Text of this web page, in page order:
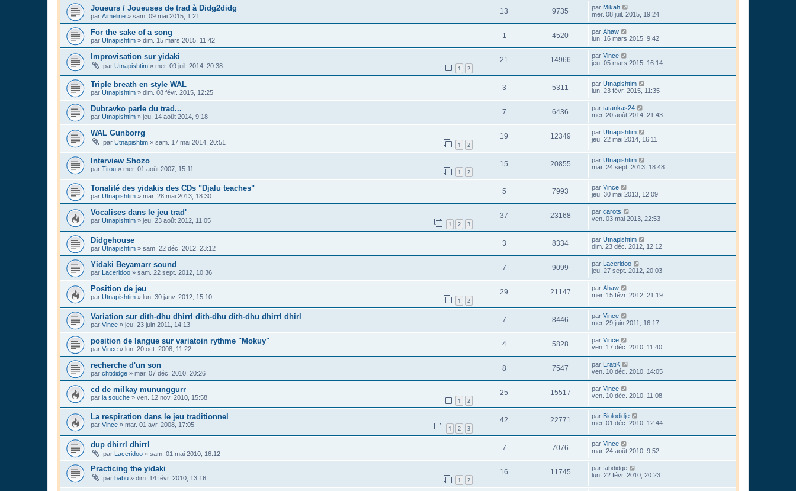
Joueurs / Joueuses de trad à Didg2didg
par Aimeline » sam. 09 mai 2015, 1:21
13 9735 par Mikah
mer. 08 juil. 2015, 19:24
For the sake of a song
par Utnapishtim » dim. 15 mars 2015, 11:42
1 4520 par Ahaw
lun. 16 mars 2015, 9:42
Improvisation sur yidaki
par Utnapishtim » mer. 09 juil. 2014, 20:38 1 2
21 14966 par Vince
jeu. 05 mars 2015, 16:14
Triple breath en style WAL
par Utnapishtim » dim. 08 févr. 2015, 12:25
3 5311 par Utnapishtim
lun. 23 févr. 2015, 11:35
Dubravko parle du trad...
par Utnapishtim » jeu. 14 août 2014, 9:18
7 6436 par tatankas24
mer. 20 août 2014, 21:43
WAL Gunborrg
par Utnapishtim » sam. 17 mai 2014, 20:51 1 2
19 12349 par Utnapishtim
jeu. 22 mai 2014, 16:11
Interview Shozo
par Titou » mer. 01 août 2007, 15:11 1 2
15 20855 par Utnapishtim
mar. 24 sept. 2013, 18:48
Tonalité des yidakis des CDs "Djalu teaches"
par Utnapishtim » mar. 28 mai 2013, 18:30
5 7993 par Vince
jeu. 30 mai 2013, 12:09
Vocalises dans le jeu trad'
par Utnapishtim » jeu. 23 août 2012, 11:05 1 2 3
37 23168 par carots
ven. 03 mai 2013, 22:53
Didgehouse
par Utnapishtim » sam. 22 déc. 2012, 23:12
3 8334 par Utnapishtim
dim. 23 déc. 2012, 12:12
Yidaki Beyamarr sound
par Laceridoo » sam. 22 sept. 2012, 10:36
7 9099 par Laceridoo
jeu. 27 sept. 2012, 20:03
Position de jeu
par Utnapishtim » lun. 30 janv. 2012, 15:10 1 2
29 21147 par Ahaw
mer. 15 févr. 2012, 21:19
Variation sur dith-dhu dhirrl dith-dhu dith-dhu dhirrl dhirl
par Vince » jeu. 23 juin 2011, 14:13
7 8446 par Vince
mer. 29 juin 2011, 16:17
position de langue sur variatoin rythme "Mokuy"
par Vince » lun. 20 oct. 2008, 11:22
4 5828 par Vince
ven. 17 déc. 2010, 11:40
recherche d'un son
par chtididge » mar. 07 déc. 2010, 20:26
8 7547 par EratiK
ven. 10 déc. 2010, 14:05
cd de milkay mununggurr
par la souche » ven. 12 nov. 2010, 15:58 1 2
25 15517 par Vince
ven. 10 déc. 2010, 11:08
La respiration dans le jeu traditionnel
par Vince » mar. 01 avr. 2008, 17:05 1 2 3
42 22771 par Biolodidje
mer. 01 déc. 2010, 12:44
dup dhirrl dhirrl
par Laceridoo » sam. 01 mai 2010, 16:12
7 7076 par Vince
mar. 24 août 2010, 9:52
Practicing the yidaki
par babu » dim. 14 févr. 2010, 13:16 1 2
16 11745 par fabdidge
lun. 22 févr. 2010, 20:23